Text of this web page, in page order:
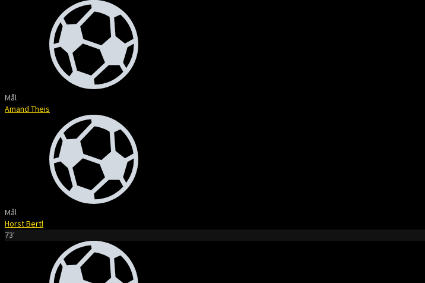
Mål
Amand Theis
Mål
Horst Bertl
73'